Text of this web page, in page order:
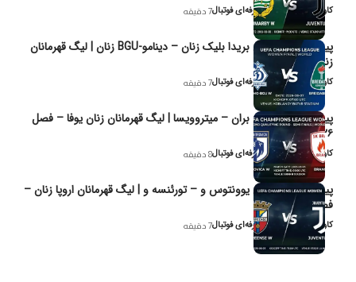
کاوه نیک‌فر، تحلیل‌گر حرفه‌ای فوتبال7 دقیقه
پیش‌بینی و تحلیل بریدا بلیک زنان – دینامو-BGU زنان | لیگ قهرمانان
زنان یوفا
کاوه نیک‌فر، تحلیل‌گر حرفه‌ای فوتبال7 دقیقه
پیش‌بینی و تحلیل بران – میتروویسا | لیگ قهرمانان زنان یوفا – فصل
۲۰۲۶
کاوه نیک‌فر، تحلیل‌گر حرفه‌ای فوتبال8 دقیقه
پیش‌بینی و تحلیل یوونتوس و – تورئنسه و | لیگ قهرمانان اروپا زنان –
فصل ۲۰۲۶
کاوه نیک‌فر، تحلیل‌گر حرفه‌ای فوتبال7 دقیقه